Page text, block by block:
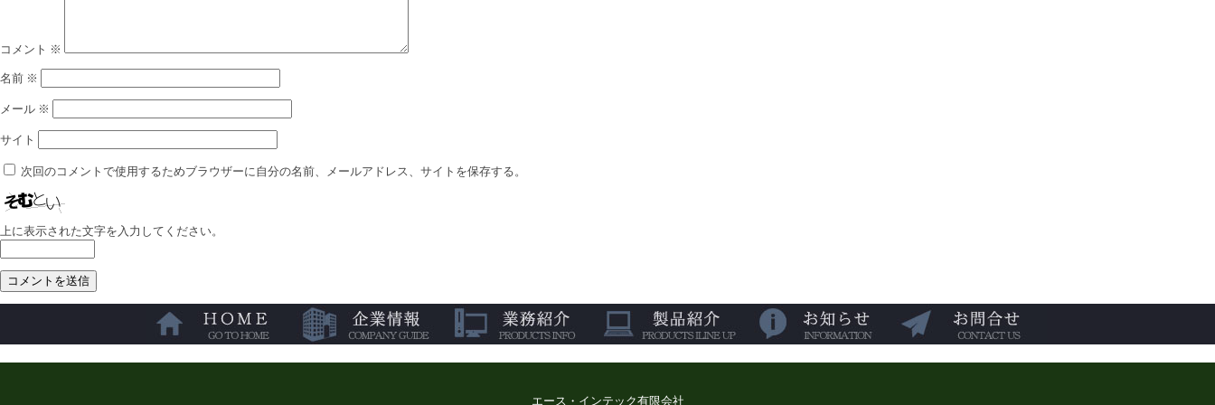
コメント ※
名前 ※
メール ※
サイト
次回のコメントで使用するためブラウザーに自分の名前、メールアドレス、サイトを保存する。
上に表示された文字を入力してください。
エース・インテック有限会社